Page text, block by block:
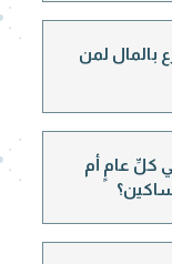
بالمال لمن
كلِّ عامٍ أم